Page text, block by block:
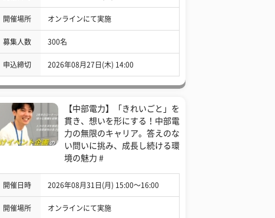
開催場所 オンラインにて実施
募集人数 300名
申込締切 2026年08月27日(木) 14:00
【中部電力】「きれいごと」を
貫き、想いを形にする！中部電
力の無限のキャリア。答えのな
い問いに挑み、成長し続ける環
境の魅力 #
開催日時 2026年08月31日(月) 15:00〜16:00
開催場所 オンラインにて実施